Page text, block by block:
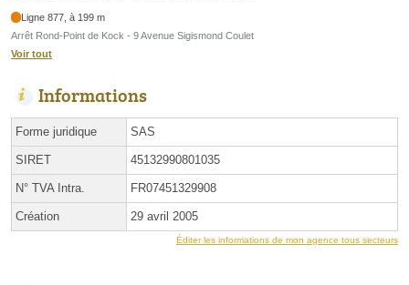
Ligne 877, à 199 m
Arrêt Rond-Point de Kock - 9 Avenue Sigismond Coulet
Voir tout
Informations
Forme juridique SAS
SIRET 45132990801035
N° TVA Intra. FR07451329908
Création 29 avril 2005
Éditer les informations de mon agence tous secteurs